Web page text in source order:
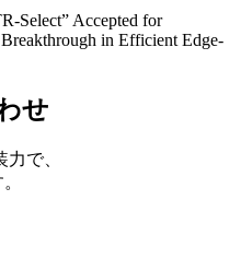
Select” Accepted for
in Efficient Edge-
せ
で、